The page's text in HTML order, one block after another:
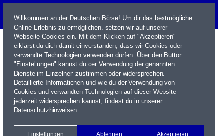
Name / WKN / ISIN / Kürzel
Xetra Realtime
Watchlist Portfolio Login
Willkommen an der Deutschen Börse! Um dir das bestmögliche
Online-Erlebnis zu ermöglichen, setzen wir auf unserer
Webseite Cookies ein. Mit dem Klicken auf "Akzeptieren"
erklärst du dich damit einverstanden, dass wir Cookies oder
verwandte Technologien verwenden dürfen. Über den Button
"Einstellungen" kannst du der Verwendung der genannten
Dienste im Einzelnen zustimmen oder widersprechen.
Detaillierte Informationen und wie du der Verwendung von
Cookies und verwandten Technologien auf dieser Website
jederzeit widersprechen kannst, findest du in unseren
Datenschutzhinweisen.
Einstellungen Ablehnen Akzeptieren